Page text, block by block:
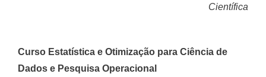
Científica
Curso Estatística e Otimização para Ciência de
Dados e Pesquisa Operacional